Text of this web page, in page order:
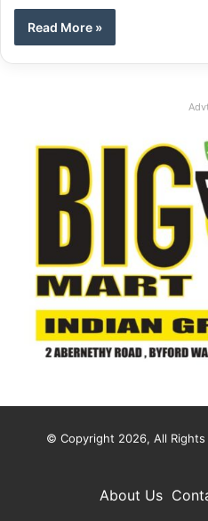
Read More »
© Copyright 2026, All Rights
About Us